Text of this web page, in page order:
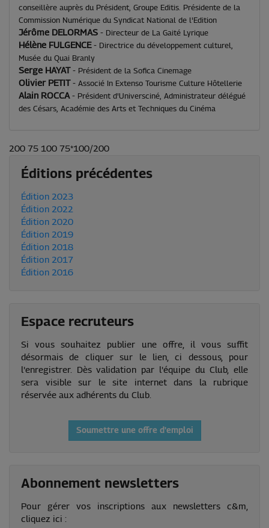
conseillère auprès du Président, Groupe Editis. Présidente de la
Commission Numérique du Syndicat National de l'Edition
Jérôme DELORMAS - Directeur de La Gaité Lyrique
Hélène FULGENCE - Directrice du développement culturel,
Musée du Quai Branly
Serge HAYAT - Président de la Sofica Cinemage
Olivier PETIT - Associé In Extenso Tourisme Culture Hôtellerie
Alain ROCCA - Président d'Universciné, Administrateur délégué
des Césars, Académie des Arts et Techniques du Cinéma
200 75 100 75*100/200
Éditions précédentes
Édition 2023
Édition 2022
Édition 2020
Édition 2019
Édition 2018
Édition 2017
Édition 2016
Espace recruteurs
Si vous souhaitez publier une offre, il vous suffit
désormais de cliquer sur le lien, ci dessous, pour
l'enregistrer. Dès validation par l'équipe du Club, elle
sera visible sur le site internet dans la rubrique
réservée aux adhérents du Club.
Soumettre une offre d'emploi
Abonnement newsletters
Pour gérer vos inscriptions aux newsletters c&m,
cliquez ici :